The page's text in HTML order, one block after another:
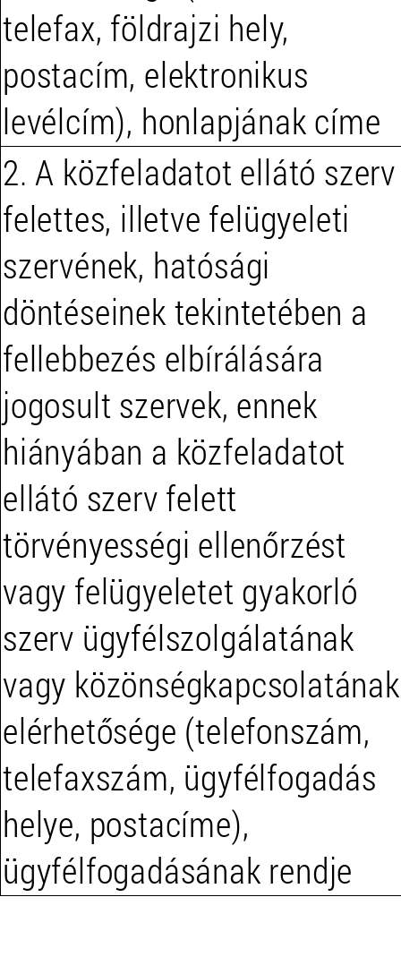
telefax, földrajzi hely,
postacím, elektronikus
levélcím), honlapjának címe
2. A közfeladatot ellátó szerv
felettes, illetve felügyeleti
szervének, hatósági
döntéseinek tekintetében a
fellebbezés elbírálására
jogosult szervek, ennek
hiányában a közfeladatot
ellátó szerv felett
törvényességi ellenőrzést
vagy felügyeletet gyakorló
szerv ügyfélszolgálatának
vagy közönségkapcsolatának
elérhetősége (telefonszám,
telefaxszám, ügyfélfogadás
helye, postacíme),
ügyfélfogadásának rendje